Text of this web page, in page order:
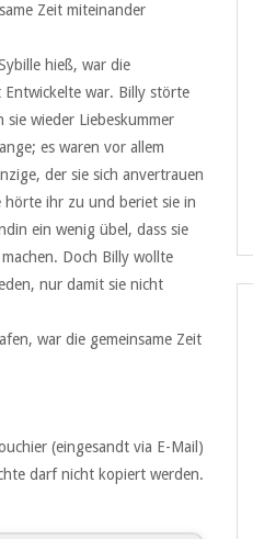
Zeit miteinander
hieß, war die
war. Billy störte
wieder Liebeskummer
es waren vor allem
der sie sich anvertrauen
hörte ihr zu und beriet sie in
ein wenig übel, dass sie
Doch Billy wollte
nur damit sie nicht
war die gemeinsame Zeit
(eingesandt via E-Mail)
darf nicht kopiert werden.